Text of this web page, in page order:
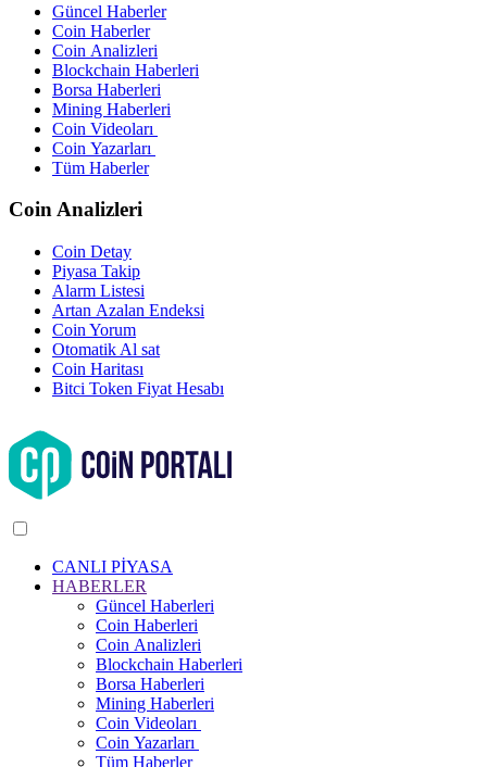
Güncel Haberler
Coin Haberler
Coin Analizleri
Blockchain Haberleri
Borsa Haberleri
Mining Haberleri
Coin Videoları
Coin Yazarları
Tüm Haberler
Coin Analizleri
Coin Detay
Piyasa Takip
Alarm Listesi
Artan Azalan Endeksi
Coin Yorum
Otomatik Al sat
Coin Haritası
Bitci Token Fiyat Hesabı
CANLI PİYASA
HABERLER
Güncel Haberleri
Coin Haberleri
Coin Analizleri
Blockchain Haberleri
Borsa Haberleri
Mining Haberleri
Coin Videoları
Coin Yazarları
Tüm Haberler